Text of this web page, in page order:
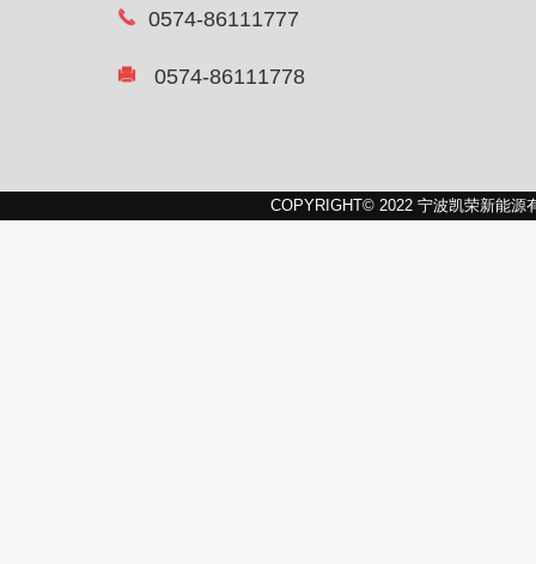
0574-86111777
0574-86111778
COPYRIGHT© 2022 宁波凯荣新能源